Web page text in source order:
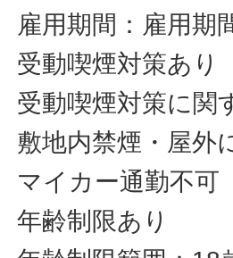
雇用期間：雇用期
受動喫煙対策あり
受動喫煙対策に関
敷地内禁煙・屋外
マイカー通勤不可
年齢制限あり